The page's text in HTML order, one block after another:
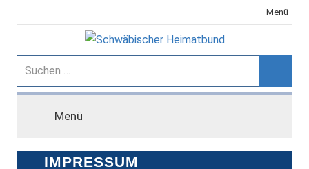
Inhalt
Menü
Schwäbischer
Heimatbund
Suchen
nach:
Menü
IMPRESSUM